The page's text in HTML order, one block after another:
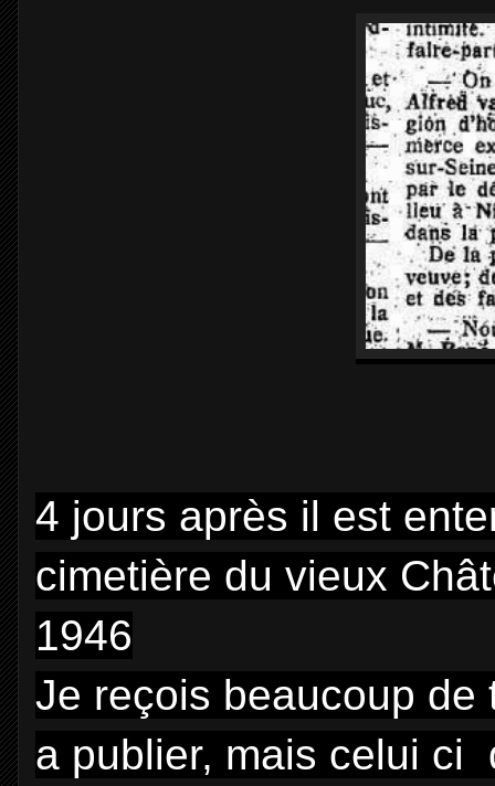
4 jours après il est
cimetière du vieux
1946
Je reçois beaucoup
a publier, mais celui ci